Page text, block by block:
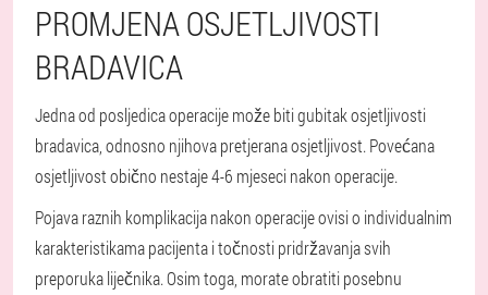
PROMJENA OSJETLJIVOSTI
BRADAVICA
Jedna od posljedica operacije može biti gubitak osjetljivosti
bradavica, odnosno njihova pretjerana osjetljivost. Povećana
osjetljivost obično nestaje 4-6 mjeseci nakon operacije.
Pojava raznih komplikacija nakon operacije ovisi o individualnim
karakteristikama pacijenta i točnosti pridržavanja svih
preporuka liječnika. Osim toga, morate obratiti posebnu